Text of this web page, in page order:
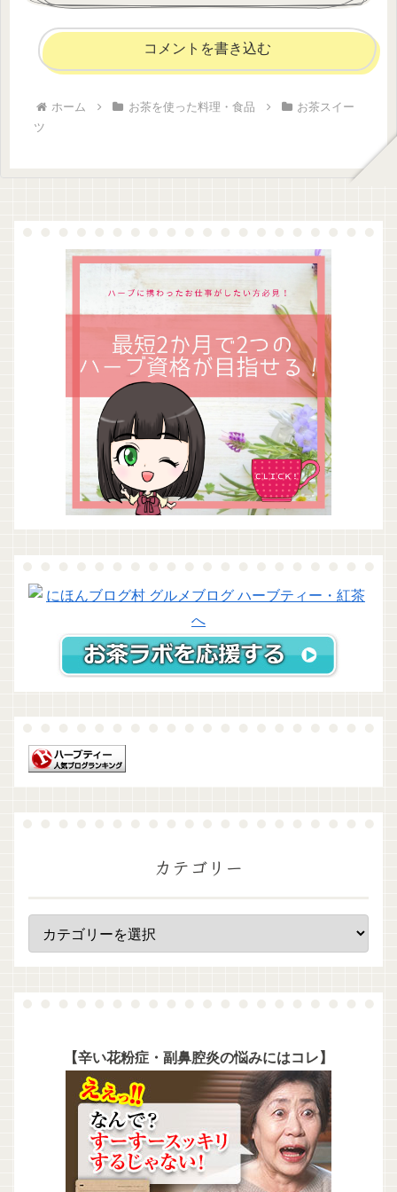
コメントを書き込む
ホーム お茶を使った料理・食品
お茶スイー
ツ
カテゴリー
【辛い花粉症・副鼻腔炎の悩みにはコレ】